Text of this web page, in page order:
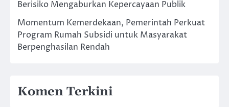
Berisiko Mengaburkan Kepercayaan Publik
Momentum Kemerdekaan, Pemerintah Perkuat
Program Rumah Subsidi untuk Masyarakat
Berpenghasilan Rendah
Komen Terkini